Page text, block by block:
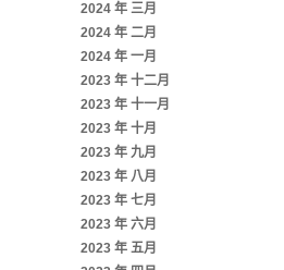
2024 年 三月
2024 年 二月
2024 年 一月
2023 年 十二月
2023 年 十一月
2023 年 十月
2023 年 九月
2023 年 八月
2023 年 七月
2023 年 六月
2023 年 五月